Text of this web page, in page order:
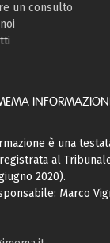
un consulto
è una
al
2020).
Marco